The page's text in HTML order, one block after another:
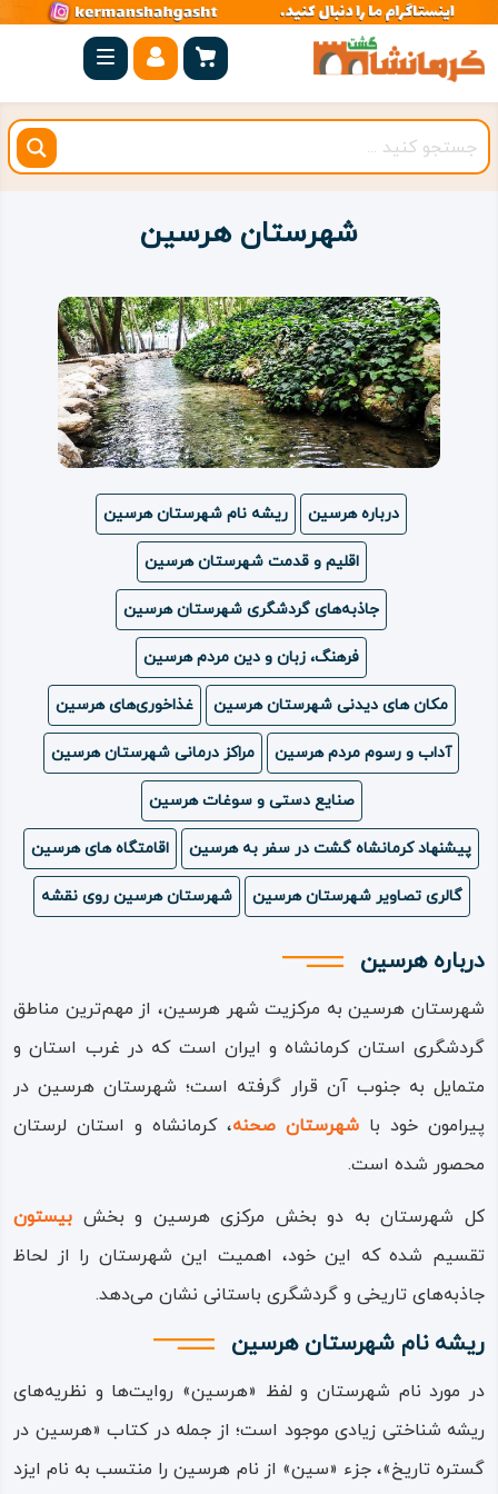
صفحه
اصلی
کرمانشاه
شهرستان
روستاهای
اقامتگاه
شهرستان هرسین
درباره هرسین ریشه نام شهرستان هرسین
اقلیم و قدمت شهرستان هرسین
جاذبه‌های گردشگری شهرستان هرسین
فرهنگ، زبان و دین مردم هرسین
مکان های دیدنی شهرستان هرسین غذاخوری‌‌های هرسین
آداب و رسوم مردم هرسین مراکز درمانی شهرستان هرسین
صنایع دستی و سوغات هرسین
پیشنهاد کرمانشاه گشت در سفر به هرسین اقامتگاه های هرسین
گالری تصاویر شهرستان هرسین شهرستان هرسین روی نقشه
درباره هرسین
شهرستان هرسین به مرکزیت شهر هرسین، از مهم‌ترین مناطق
گردشگری استان کرمانشاه و ایران است که در غرب استان و
متمایل به جنوب آن قرار گرفته است؛ شهرستان هرسین در
پیرامون خود با شهرستان صحنه، کرمانشاه و استان لرستان
محصور شده است.
کل شهرستان به دو بخش مرکزی هرسین و بخش بیستون
تقسیم شده که این خود، اهمیت این شهرستان را از لحاظ
جاذبه‌های تاریخی و گردشگری باستانی نشان می‌دهد.
ریشه نام شهرستان هرسین
در مورد نام شهرستان و لفظ «هرسین» روایت‌ها و نظریه‌های
ریشه‌ شناختی زیادی موجود است؛ از جمله در کتاب «هرسین در
گستره تاریخ»، جزء «سین» از نام هرسین را منتسب به نام ایزد